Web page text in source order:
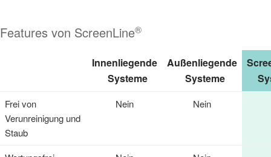
Features von ScreenLine®
Innenliegende
Systeme
Außenliegende
Systeme
Frei von
Verunreinigung und
Staub
Nein Nein